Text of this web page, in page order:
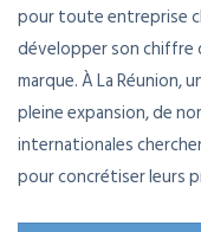
pour toute entreprise
développer son chiffre
marque. À La Réunion,
pleine expansion, de
internationales
pour concrétiser leurs